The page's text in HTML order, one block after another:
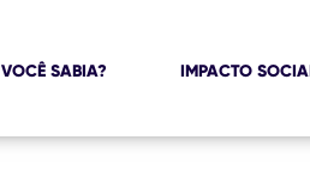
VOCÊ SABIA? IMPACTO